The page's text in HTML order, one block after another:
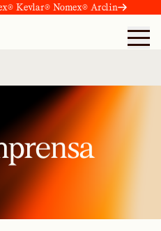
Kevlar® Nomex® Arclin